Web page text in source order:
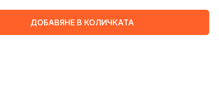
ДОБАВЯНЕ В КОЛИЧКАТА